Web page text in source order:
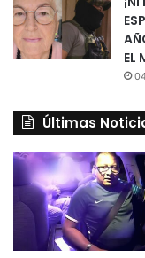
EL
Últimas